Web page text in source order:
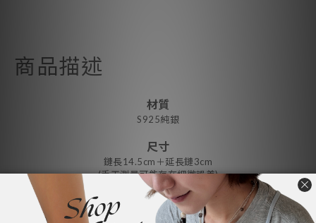
商品描述
材質
S925純銀
尺寸
鏈長14.5cm＋延長鏈3cm
(手工測量可能存在細微誤差)
4:44：「個性鍊條拼接x蛇骨鍊，一點點酷.....一點點小氣質....都是你
♥」